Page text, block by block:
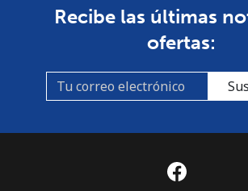
Recibe las últimas
ofertas: